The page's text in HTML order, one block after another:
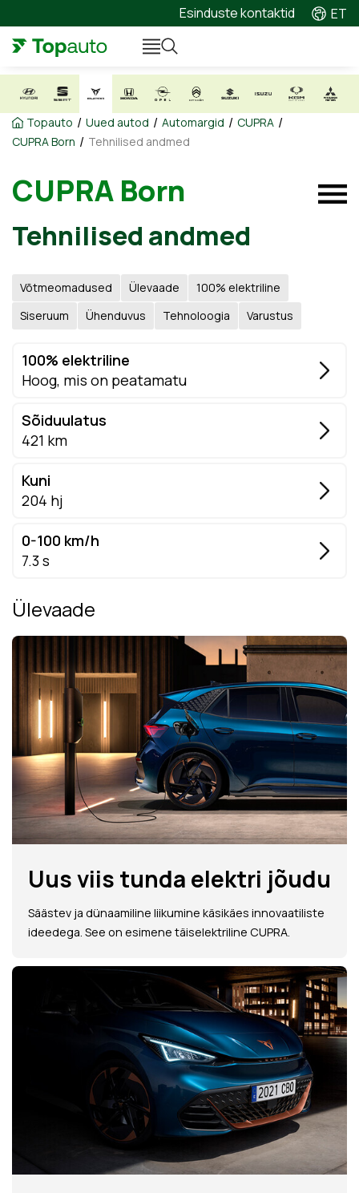
Esinduste kontaktid ET
Topauto / Uued autod / Automargid / CUPRA /
CUPRA Born / Tehnilised andmed
CUPRA Born
Tehnilised andmed
Võtmeomadused Ülevaade
100% elektriline
Siseruum
Ühenduvus Tehnoloogia Varustus
100% elektriline
Hoog, mis on peatamatu
Sõiduulatus
421 km
Kuni
204 hj
0-100 km/h
7.3 s
Ülevaade
Uus viis tunda elektri jõudu
Säästev ja dünaamiline liikumine käsikäes innovaatiliste
ideedega. See on esimene täiselektriline CUPRA.